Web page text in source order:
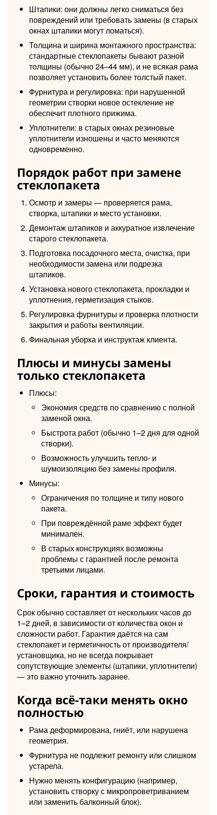
Штапики: они должны легко сниматься без
повреждений или требовать замены (в старых
окнах штапики могут ломаться).
Толщина и ширина монтажного пространства:
стандартные стеклопакеты бывают разной
толщины (обычно 24–44 мм), и не всякая рама
позволяет установить более толстый пакет.
Фурнитура и регулировка: при нарушенной
геометрии створки новое остекление не
обеспечит плотного прижима.
Уплотнители: в старых окнах резиновые
уплотнители изношены и часто меняются
одновременно.
Порядок работ при замене
стеклопакета
Осмотр и замеры — проверяется рама,
створка, штапики и место установки.
Демонтаж штапиков и аккуратное извлечение
старого стеклопакета.
Подготовка посадочного места, очистка, при
необходимости замена или подрезка
штапиков.
Установка нового стеклопакета, прокладки и
уплотнения, герметизация стыков.
Регулировка фурнитуры и проверка плотности
закрытия и работы вентиляции.
Финальная уборка и инструктаж клиента.
Плюсы и минусы замены
только стеклопакета
Плюсы:
Экономия средств по сравнению с полной
заменой окна.
Быстрота работ (обычно 1–2 дня для одной
створки).
Возможность улучшить тепло- и
шумоизоляцию без замены профиля.
Минусы:
Ограничения по толщине и типу нового
пакета.
При повреждённой раме эффект будет
минимален.
В старых конструкциях возможны
проблемы с гарантией после ремонта
третьими лицами.
Сроки, гарантия и стоимость
Срок обычно составляет от нескольких часов до
1–2 дней, в зависимости от количества окон и
сложности работ. Гарантия даётся на сам
стеклопакет и герметичность от производителя/
установщика, но не всегда покрывает
сопутствующие элементы (штапики, уплотнители)
— это важно уточнить заранее.
Когда всё-таки менять окно
полностью
Рама деформирована, гниёт, или нарушена
геометрия.
Фурнитура не подлежит ремонту или слишком
устарела.
Нужно менять конфигурацию (например,
установить створку с микропроветриванием
или заменить балконный блок).